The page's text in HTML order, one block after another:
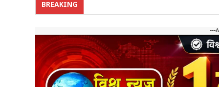
BREAKING
---